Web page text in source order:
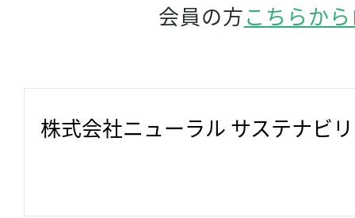
会員の方こちらか
株式会社ニューラル サステナビ